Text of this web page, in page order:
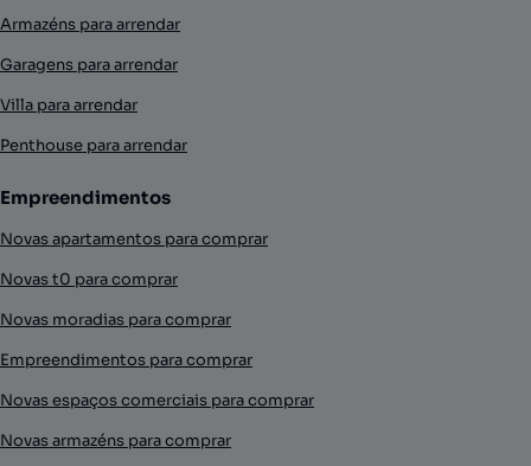
Armazéns para arrendar
Garagens para arrendar
Villa para arrendar
Penthouse para arrendar
Empreendimentos
Novas apartamentos para comprar
Novas t0 para comprar
Novas moradias para comprar
Empreendimentos para comprar
Novas espaços comerciais para comprar
Novas armazéns para comprar